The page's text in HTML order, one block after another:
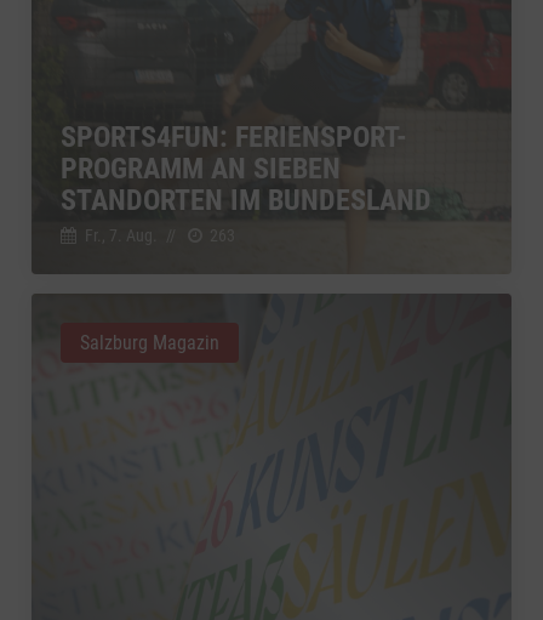
SPORTS4FUN: FERIENSPORT-
PROGRAMM AN SIEBEN
STANDORTEN IM BUNDESLAND
Fr., 7. Aug. 263
Salzburg Magazin
YouTube
Google Ireland Limited, Irland